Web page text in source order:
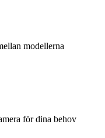
modellerna
för dina behov